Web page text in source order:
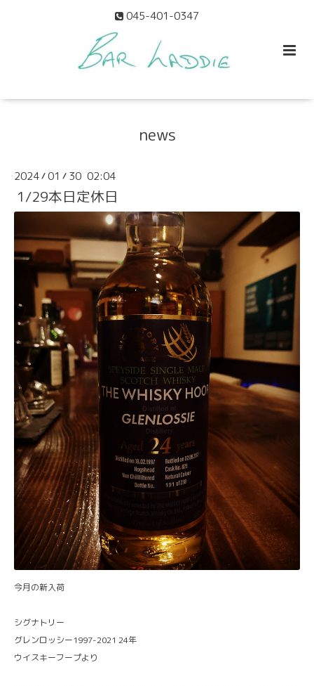
045-401-0347
news
2024/01 / 30 02:04
1/29本日定休日
今月の新入荷
シグナトリー
グレンロッシー1997-2021 24年
ウイスキーフープより